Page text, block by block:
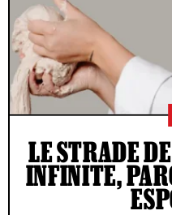
LE STRADE
INFINITE,